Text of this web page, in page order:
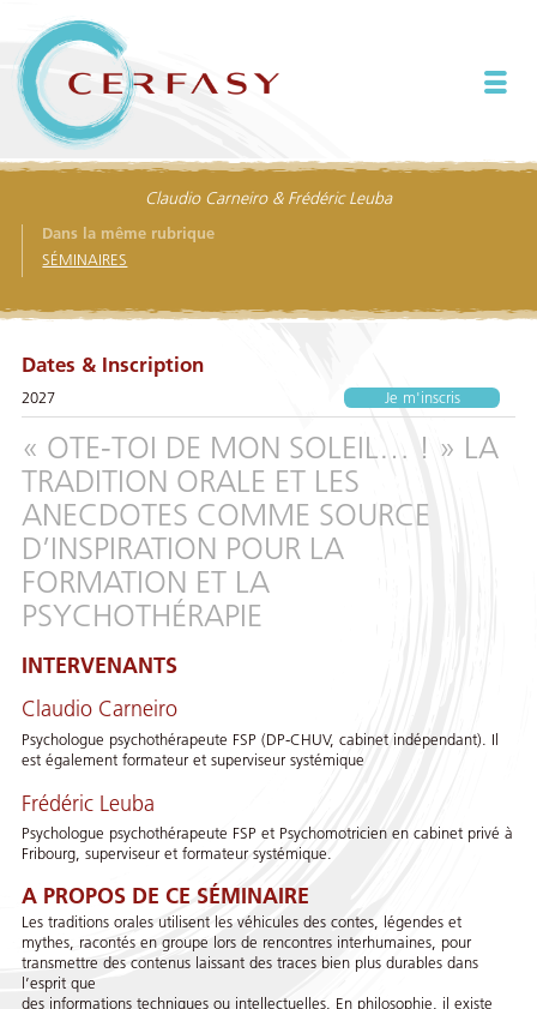
Claudio Carneiro & Frédéric Leuba
Dans la même rubrique
SÉMINAIRES
Dates & Inscription
2027 Je m'inscris
« OTE-TOI DE MON SOLEIL… ! » LA
TRADITION ORALE ET LES
ANECDOTES COMME SOURCE
D’INSPIRATION POUR LA
FORMATION ET LA
PSYCHOTHÉRAPIE
INTERVENANTS
Claudio Carneiro
Psychologue psychothérapeute FSP (DP-CHUV, cabinet indépendant). Il
est également formateur et superviseur systémique
Frédéric Leuba
Psychologue psychothérapeute FSP et Psychomotricien en cabinet privé à
Fribourg, superviseur et formateur systémique.
A PROPOS DE CE SÉMINAIRE
Les traditions orales utilisent les véhicules des contes, légendes et
mythes, racontés en groupe lors de rencontres interhumaines, pour
transmettre des contenus laissant des traces bien plus durables dans
l’esprit que
des informations techniques ou intellectuelles. En philosophie, il existe